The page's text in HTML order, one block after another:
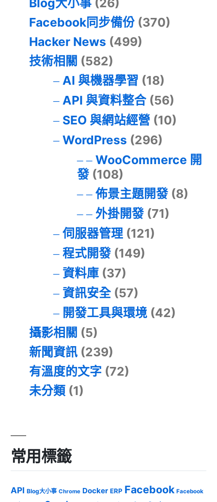
Facebook同步備份 (370)
Hacker News (499)
技術相關 (582)
AI 與機器學習 (18)
API 與資料整合(56)
SEO 與網站經營 (10)
WordPress (296)
WooCommerce 開
發(108)
佈景主題開發(8)
外掛開發(71)
伺服器管理(121)
程式開發(149)
資料庫(37)
資訊安全(57)
開發工具與環境(42)
攝影相關 (5)
新聞資訊 (239)
有溫度的文字 (72)
未分類 (1)
常用標籤
API Blog大小事 Chrome Docker ERP Facebook Facebook